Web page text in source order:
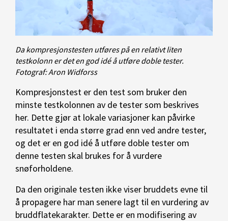
Da kompresjonstesten utføres på en relativt liten
testkolonn er det en god idé å utføre doble tester.
Fotograf: Aron Widforss
Kompresjonstest er den test som bruker den
minste testkolonnen av de tester som beskrives
her. Dette gjør at lokale variasjoner kan påvirke
resultatet i enda større grad enn ved andre tester,
og det er en god idé å utføre doble tester om
denne testen skal brukes for å vurdere
snøforholdene.
Da den originale testen ikke viser bruddets evne til
å propagere har man senere lagt til en vurdering av
bruddflatekarakter. Dette er en modifisering av